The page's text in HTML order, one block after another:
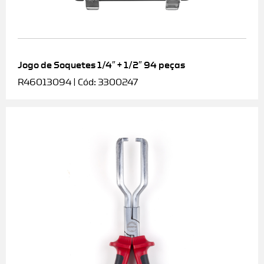
Jogo de Soquetes 1/4″ + 1/2″ 94 peças
R46013094 | Cód: 3300247